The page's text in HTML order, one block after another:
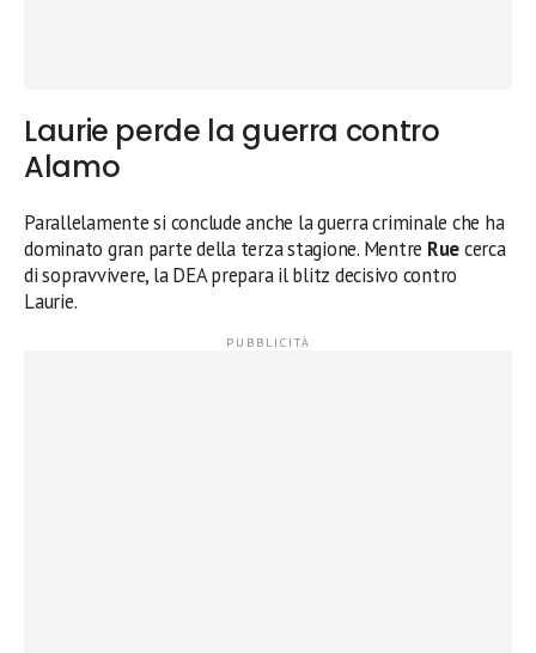
Laurie perde la guerra contro
Alamo
Parallelamente si conclude anche la guerra criminale che ha
dominato gran parte della terza stagione. Mentre Ruecerca
di sopravvivere, la DEA prepara il blitz decisivo contro
Laurie.